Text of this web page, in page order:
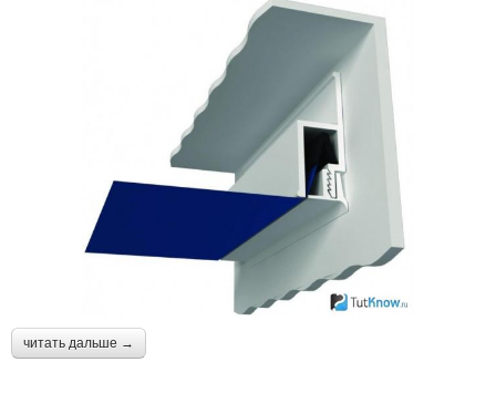
читать дальше →